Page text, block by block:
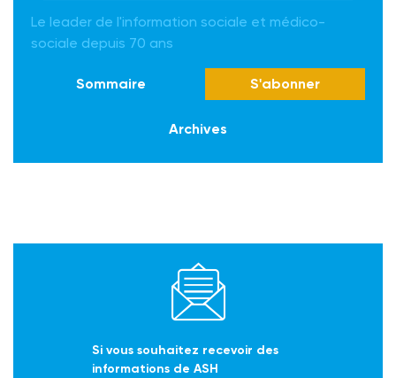
Le leader de l'information sociale et médico-
sociale depuis 70 ans
Sommaire S'abonner
Archives
Si vous souhaitez recevoir des
informations de ASH